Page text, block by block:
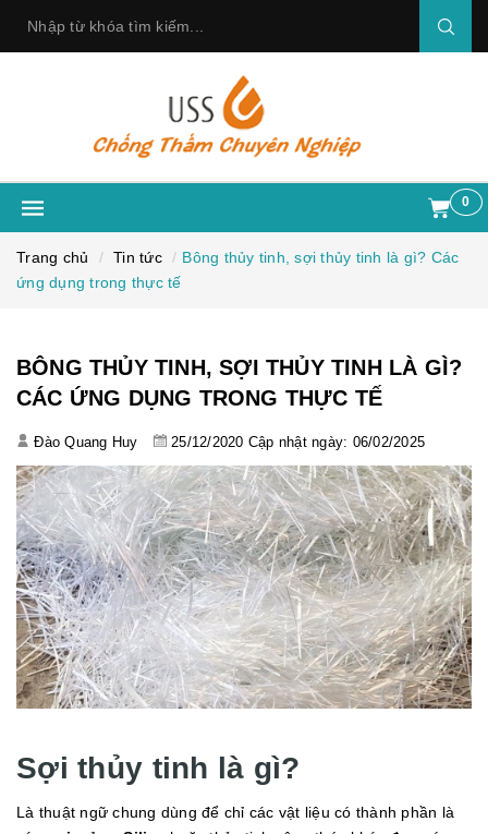
0
Trang chủ Tin tức
Bông thủy tinh, sợi thủy tinh là gì? Các
ứng dụng trong thực tế
BÔNG THỦY TINH, SỢI THỦY TINH LÀ GÌ?
CÁC ỨNG DỤNG TRONG THỰC TẾ
Đào Quang Huy 25/12/2020 Cập nhật ngày: 06/02/2025
Sợi thủy tinh là gì?
Là thuật ngữ chung dùng để chỉ các vật liệu có thành phần là